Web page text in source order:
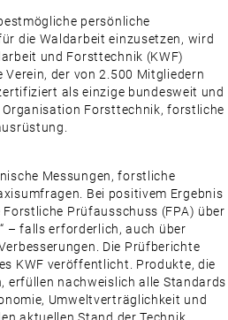
persönliche
die Waldarbeit einzusetzen, wird
und Forsttechnik (KWF)
der von 2.500 Mitgliedern
als einzige bundesweit und
Forsttechnik, forstliche
Messungen, forstliche
Bei positivem Ergebnis
Prüfausschuss (FPA) über
– falls erforderlich, auch über
Die Prüfberichte
KWF veröffentlicht. Produkte, die
erfüllen nachweislich alle Standards
Umweltverträglichkeit und